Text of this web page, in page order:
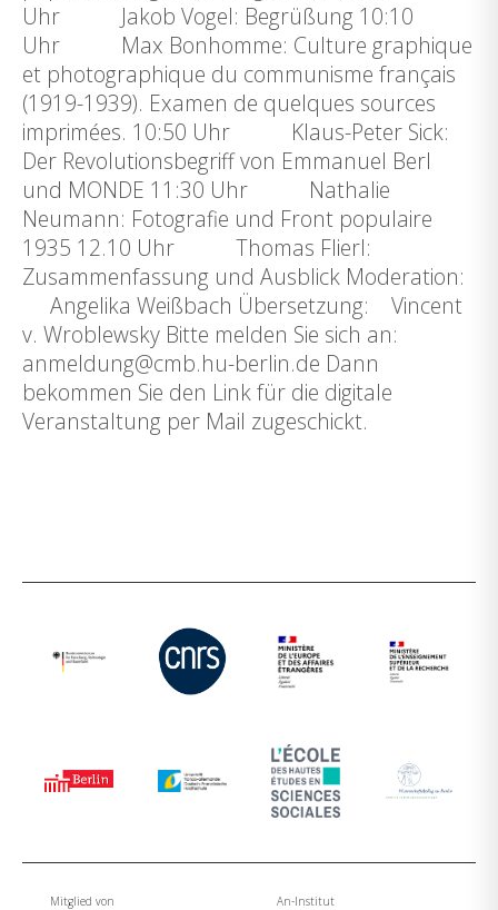
Uhr Jakob Vogel: Begrüßung 10:10
Uhr Max Bonhomme: Culture graphique
et photographique du communisme français
(1919-1939). Examen de quelques sources
imprimées. 10:50 Uhr Klaus-Peter Sick:
Der Revolutionsbegriff von Emmanuel Berl
und MONDE 11:30 Uhr Nathalie
Neumann: Fotografie und Front populaire
1935 12.10 Uhr Thomas Flierl:
Zusammenfassung und Ausblick Moderation:
Angelika Weißbach Übersetzung: Vincent
v. Wroblewsky Bitte melden Sie sich an:
anmeldung@cmb.hu-berlin.de Dann
bekommen Sie den Link für die digitale
Veranstaltung per Mail zugeschickt.
Mitglied von An-Institut